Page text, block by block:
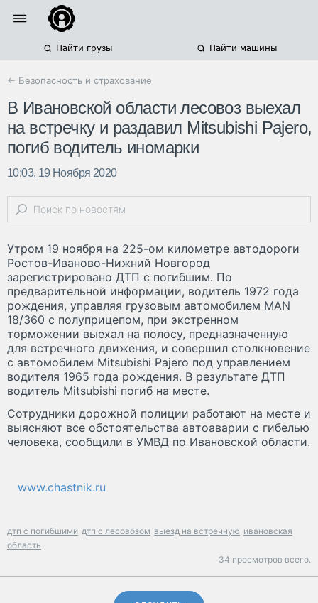
Найти грузы Найти машины
← Безопасность и страхование
В Ивановской области лесовоз выехал
на встречку и раздавил Mitsubishi Pajero,
погиб водитель иномарки
10:03, 19 Ноября 2020
Утром 19 ноября на 225-ом километре автодороги
Ростов-Иваново-Нижний Новгород
зарегистрировано ДТП с погибшим. По
предварительной информации, водитель 1972 года
рождения, управляя грузовым автомобилем MAN
18/360 с полуприцепом, при экстренном
торможении выехал на полосу, предназначенную
для встречного движения, и совершил столкновение
с автомобилем Mitsubishi Pajero под управлением
водителя 1965 года рождения. В результате ДТП
водитель Mitsubishi погиб на месте.
Сотрудники дорожной полиции работают на месте и
выясняют все обстоятельства автоаварии с гибелью
человека, сообщили в УМВД по Ивановской области.
www.chastnik.ru
дтп с погибшими дтп с лесовозом выезд на встречную ивановская
область
34 просмотров всего.